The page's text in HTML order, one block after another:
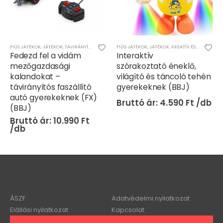
FIÚS JÁTÉKOK,JÁTÉKOK,TÁVIRÁNYÍTÓS/RC JÁTÉKOK
Fedezd fel a vidám
mezőgazdasági
kalandokat –
távirányítós faszállító
autó gyerekeknek (FX)
(BBJ)
10.990 Ft
FIÚS JÁTÉKOK,JÁTÉKOK, KREATÍV ÉS KÉSZSÉGFEJLESZTŐ JÁTÉKOK
Interaktív
szórakoztató éneklő,
világító és táncoló tehén
gyerekeknek (BBJ)
4.590 Ft
ÁSZF
Adatvédelmi nyilatkozat
Elállási nyilatkozat
Kapcsolat